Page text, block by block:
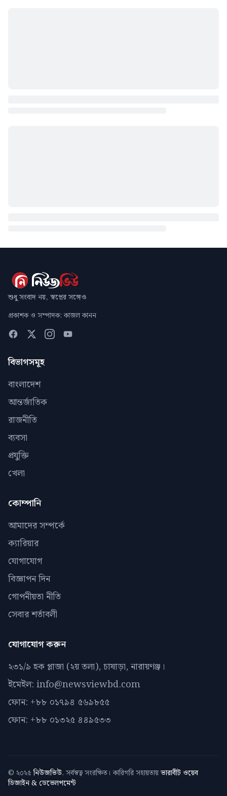
শুধু সংবাদ নয়, স্বপ্নের সঙ্গেও
প্রকাশক ও সম্পাদক: কাজল কানন
বিভাগসমূহ
বাংলাদেশ
আন্তর্জাতিক
রাজনীতি
ব্যবসা
প্রযুক্তি
খেলা
কোম্পানি
আমাদের সম্পর্কে
ক্যারিয়ার
যোগাযোগ
বিজ্ঞাপন দিন
গোপনীয়তা নীতি
সেবার শর্তাবলী
যোগাযোগ করুন
২৩১/৯ হক প্লাজা (২য় তলা), চাষাড়া, নারায়ণঞ্জ।
ইমেইল: info@newsviewbd.com
ফোন: +৮৮ ০১৭৯৪ ৫৬৯৮৫৫
ফোন: +৮৮ ০১৩২৫ ৪৪৯৫৩৩
© ২০২৫ নিউজভিউ. সর্বস্বত্ব সংরক্ষিত। কারিগরি সহায়তায়ভারাবীট ওয়েব
ডিজাইন & ডেভেলপমেন্ট